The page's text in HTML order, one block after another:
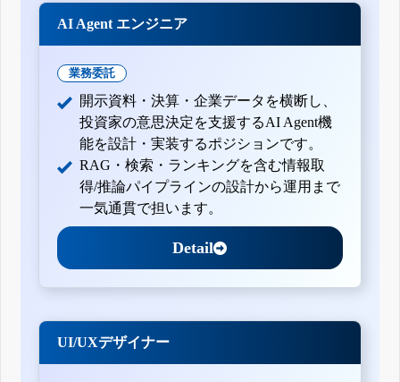
AI Agent エンジニア
業務委託
開示資料・決算・企業データを横断し、
投資家の意思決定を支援するAI Agent機
能を設計・実装するポジションです。
RAG・検索・ランキングを含む情報取
得/推論パイプラインの設計から運用まで
一気通貫で担います。
Detail
UI/UXデザイナー